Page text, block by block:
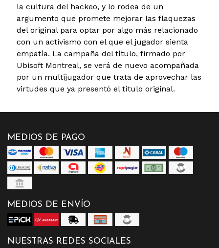
la cultura del hackeo, y lo rodea de un
argumento que promete mejorar las flaquezas
del original para optar por algo más relacionado
con un activismo con el que el jugador sienta
empatía. La campaña del título, firmado por
Ubisoft Montreal, se verá de nuevo acompañada
por un multijugador que trata de aprovechar las
virtudes que ya presentó el título original.
MEDIOS DE PAGO
MEDIOS DE ENVÍO
NUESTRAS REDES SOCIALES